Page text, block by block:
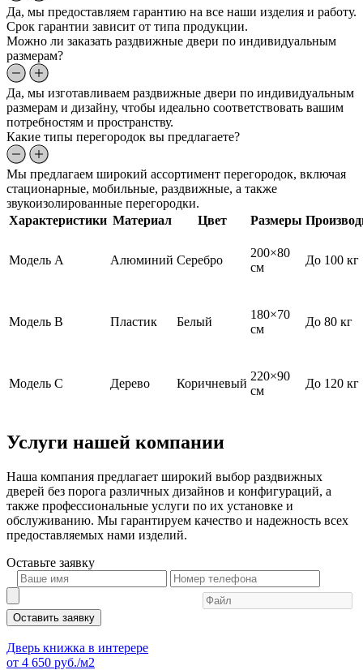
Да, мы предоставляем гарантию на все наши изделия и работу.
Срок гарантии зависит от типа продукции.
Можно ли заказать раздвижные двери по индивидуальным
размерам?
Да, мы изготавливаем раздвижные двери по индивидуальным
размерам и дизайну, чтобы идеально соответствовать вашим
потребностям и пространству.
Какие типы перегородок вы предлагаете?
Мы предлагаем широкий ассортимент перегородок, включая
стационарные, мобильные, раздвижные, а также
звукоизолированные перегородки.
Характеристики Материал Цвет Размеры
Модель А Алюминий Серебро
200×80
см
До 100 кг
Модель В Пластик Белый
180×70
см
До 80 кг
Модель С Дерево Коричневый
220×90
см
До 120 кг
Услуги нашей компании
Наша компания предлагает широкий выбор раздвижных
дверей без порога различных дизайнов и конфигураций, а
также профессиональные услуги по их установке и
обслуживанию. Мы гарантируем качество и надежность всех
предоставляемых нами изделий.
Оставьте заявку
Оставить заявку
Дверь книжка в интерере
от 4 650 руб./м2